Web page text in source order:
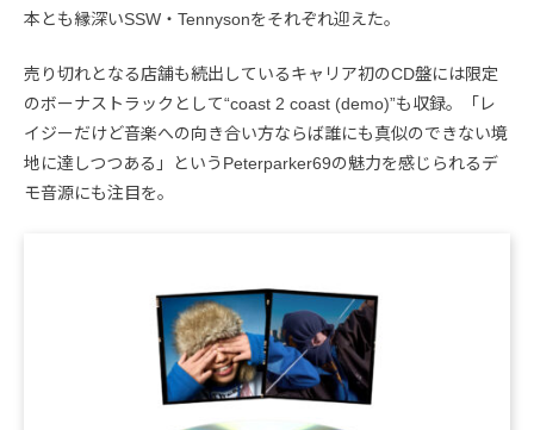
本とも縁深いSSW・Tennysonをそれぞれ迎えた。
売り切れとなる店舗も続出しているキャリア初のCD盤には限定
のボーナストラックとして“coast 2 coast (demo)”も収録。「レ
イジーだけど音楽への向き合い方ならば誰にも真似のできない境
地に達しつつある」というPeterparker69の魅力を感じられるデ
モ音源にも注目を。